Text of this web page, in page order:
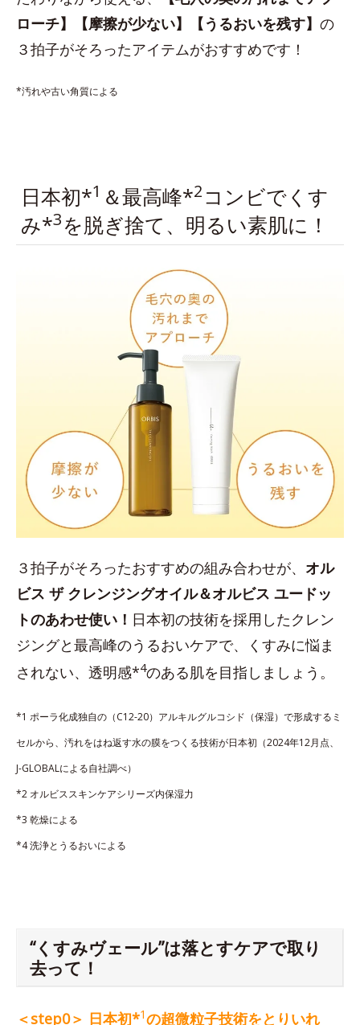
ローチ】【摩擦が少ない】【うるおいを残す】 の
３拍子がそろったアイテムがおすすめです！
*汚れや古い角質による
日本初*1 ＆最高峰*2コンビでくす
み*3を脱ぎ捨て、明るい素肌に！
３拍子がそろったおすすめの組み合わせが、 オル
ビス ザ クレンジングオイル＆オルビス ユードッ
トのあわせ使い！ 日本初の技術を採用したクレン
ジングと最高峰のうるおいケアで、くすみに悩ま
されない、透明感*4のある肌を目指しましょう。
*1 ポーラ化成独自の（C12-20）アルキルグルコシド（保湿）で形成するミ
セルから、汚れをはね返す水の膜をつくる技術が日本初（2024年12月点、
J-GLOBALによる自社調べ）
*2 オルビススキンケアシリーズ内保湿力
*3 乾燥による
*4 洗浄とうるおいによる
“くすみヴェール”は落とすケアで取り
去って！
＜step0＞ 日本初*1の超微粒子技術をとりいれ